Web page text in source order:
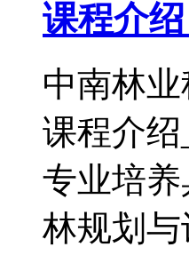
课程介
中南林
课程介
专业培
林规划